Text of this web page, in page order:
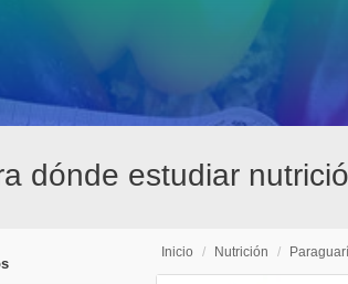
dónde estudiar
Inicio / Nutrición / Paraguarí